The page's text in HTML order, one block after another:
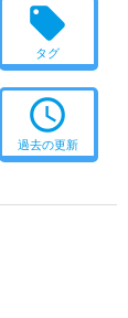
local_offer
タグ
access_time
過去の更新